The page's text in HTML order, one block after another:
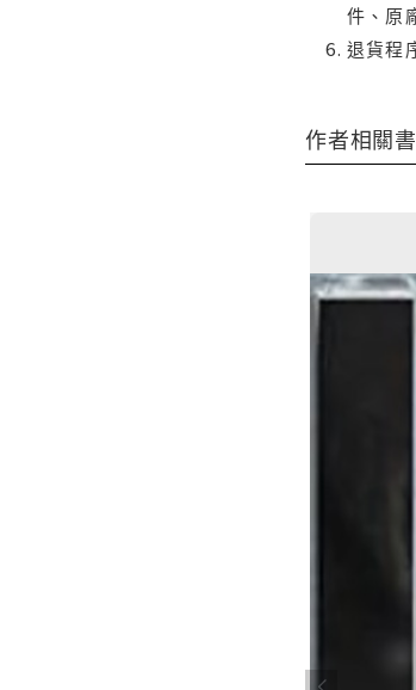
件、原
退貨程
作者相關